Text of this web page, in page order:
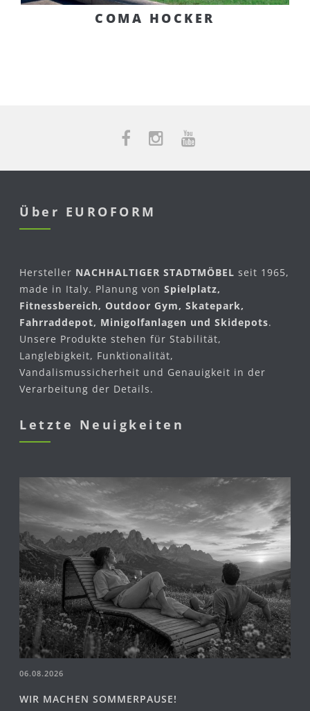
COMA HOCKER
Über EUROFORM
Hersteller NACHHALTIGER STADTMÖBEL seit 1965,
made in Italy. Planung von Spielplatz,
Fitnessbereich, Outdoor Gym, Skatepark,
Fahrraddepot, Minigolfanlagen und Skidepots.
Unsere Produkte stehen für Stabilität,
Langlebigkeit, Funktionalität,
Vandalismussicherheit und Genauigkeit in der
Verarbeitung der Details.
Letzte Neuigkeiten
06.08.2026
WIR MACHEN SOMMERPAUSE!